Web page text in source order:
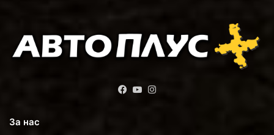
Facebook
YouTube
За нас